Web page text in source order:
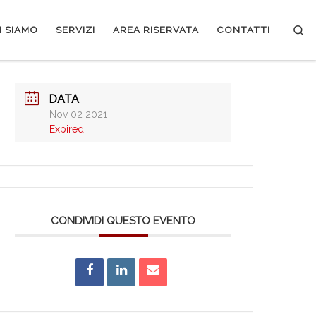
SIAMO SERVIZI AREA RISERVATA CONTATTI
DATA
Nov 02 2021
Expired!
CONDIVIDI QUESTO EVENTO